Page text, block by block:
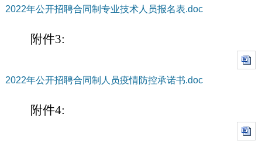
2022年公开招聘合同制专业技术人员报名表.doc
附件3:
2022年公开招聘合同制人员疫情防控承诺书.doc
附件4: